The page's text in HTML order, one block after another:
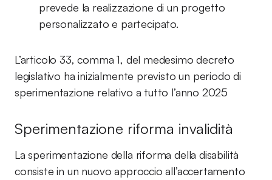
prevede la realizzazione di un progetto
personalizzato e partecipato.
L’articolo 33, comma 1, del medesimo decreto
legislativo ha inizialmente previsto un periodo di
sperimentazione relativo a tutto l’anno 2025
Sperimentazione riforma invalidità
La sperimentazione della riforma della disabilità
consiste in un nuovo approccio all’accertamento